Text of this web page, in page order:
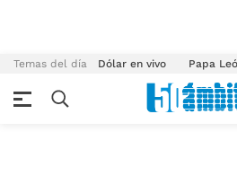
Temas del día Dólar en vivo Papa